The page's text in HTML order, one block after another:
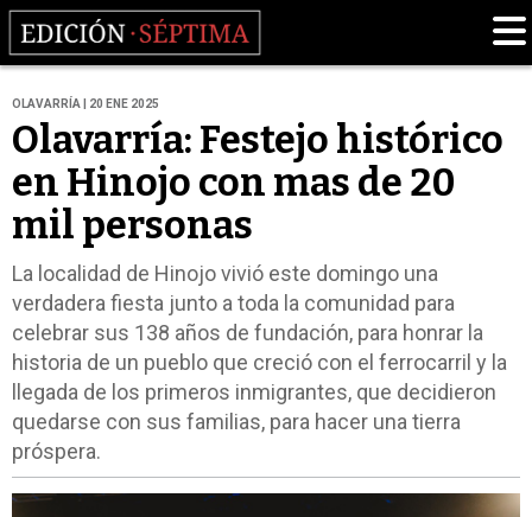
OLAVARRÍA | 20 ENE 2025
Olavarría: Festejo histórico
en Hinojo con mas de 20
mil personas
La localidad de Hinojo vivió este domingo una
verdadera fiesta junto a toda la comunidad para
celebrar sus 138 años de fundación, para honrar la
historia de un pueblo que creció con el ferrocarril y la
llegada de los primeros inmigrantes, que decidieron
quedarse con sus familias, para hacer una tierra
próspera.